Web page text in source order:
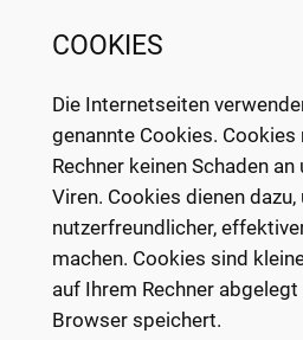
COOKIES
Die Internetseiten
genannte Cookies.
Rechner keinen Schaden
Viren. Cookies dienen
nutzerfreundlicher,
machen. Cookies sind
auf Ihrem Rechner
Browser speichert.